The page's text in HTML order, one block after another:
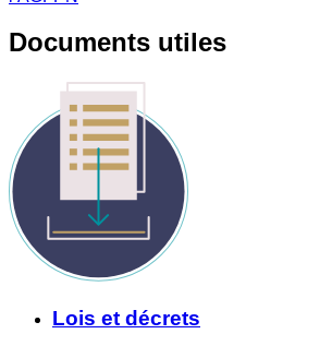
Documents utiles
Lois et décrets